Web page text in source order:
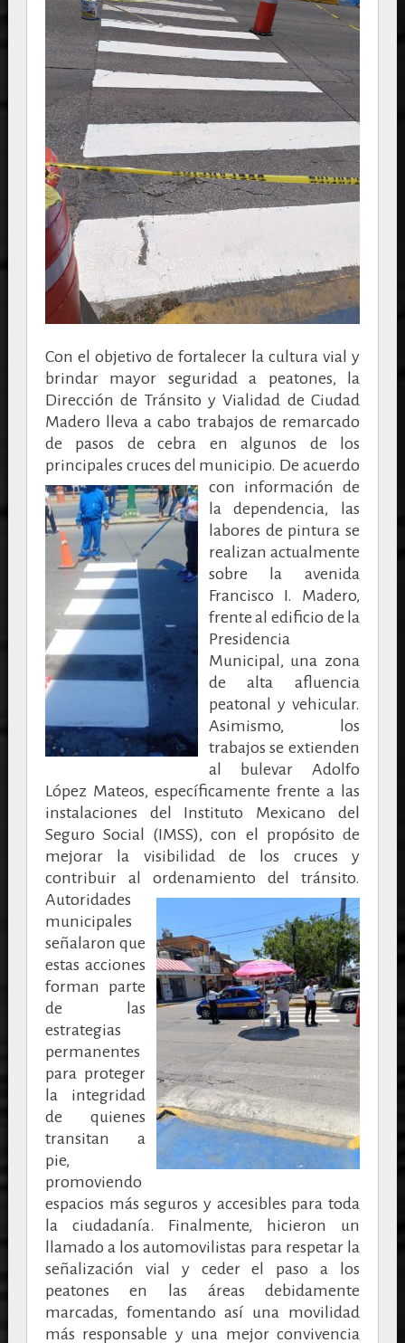
Con el objetivo de fortalecer la cultura vial y
brindar mayor seguridad a peatones, la
Dirección de Tránsito y Vialidad de Ciudad
Madero lleva a cabo trabajos de remarcado
de pasos de cebra en algunos de los
principales cruces del municipio. De acuerdo
con información de
la dependencia, las
labores de pintura se
realizan actualmente
sobre la avenida
Francisco I. Madero,
frente al edificio de la
Presidencia
Municipal, una zona
de alta afluencia
peatonal y vehicular.
Asimismo, los
trabajos se extienden
al bulevar Adolfo
López Mateos, específicamente frente a las
instalaciones del Instituto Mexicano del
Seguro Social (IMSS), con el propósito de
mejorar la visibilidad de los cruces y
contribuir al ordenamiento del tránsito.
Autoridades
municipales
señalaron que
estas acciones
forman parte
de las
estrategias
permanentes
para proteger
la integridad
de quienes
transitan a
pie,
promoviendo
espacios más seguros y accesibles para toda
la ciudadanía. Finalmente, hicieron un
llamado a los automovilistas para respetar la
señalización vial y ceder el paso a los
peatones en las áreas debidamente
marcadas, fomentando así una movilidad
más responsable y una mejor convivencia